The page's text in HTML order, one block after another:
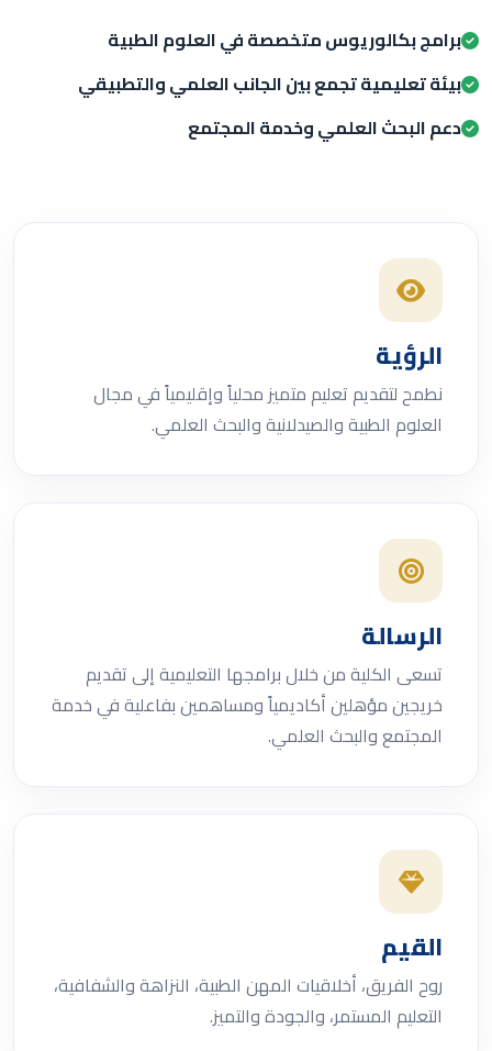
برامج بكالوريوس متخصصة في العلوم الطبية
بيئة تعليمية تجمع بين الجانب العلمي والتطبيقي
دعم البحث العلمي وخدمة المجتمع
الرؤية
نطمح لتقديم تعليم متميز محلياً وإقليمياً في مجال
العلوم الطبية والصيدلانية والبحث العلمي.
الرسالة
تسعى الكلية من خلال برامجها التعليمية إلى تقديم
خريجين مؤهلين أكاديمياً ومساهمين بفاعلية في خدمة
المجتمع والبحث العلمي.
القيم
روح الفريق، أخلاقيات المهن الطبية، النزاهة والشفافية،
التعليم المستمر، والجودة والتميز.